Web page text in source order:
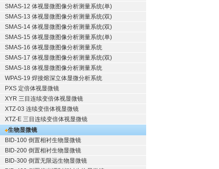
SMAS-12 体视显微图像分析测量系统(单)
SMAS-13 体视显微图像分析测量系统(双)
SMAS-14 体视显微图像分析测量系统(双)
SMAS-15 体视显微图像分析测量系统(单)
SMAS-16 体视显微图像分析测量系统
SMAS-17 体视显微图像分析测量系统(双)
SMAS-18 体视显微图像分析测量系统
WPAS-19 焊接熔深立体显微分析系统
PXS 定倍体视显微镜
XYR 三目连续变倍体视显微镜
XTZ-03 连续变倍体视显微镜
XTZ-E 三目连续变倍体视显微镜
生物显微镜
BID-100 倒置相衬生物显微镜
BID-200 倒置相衬生物显微镜
BID-300 倒置无限远生物显微镜